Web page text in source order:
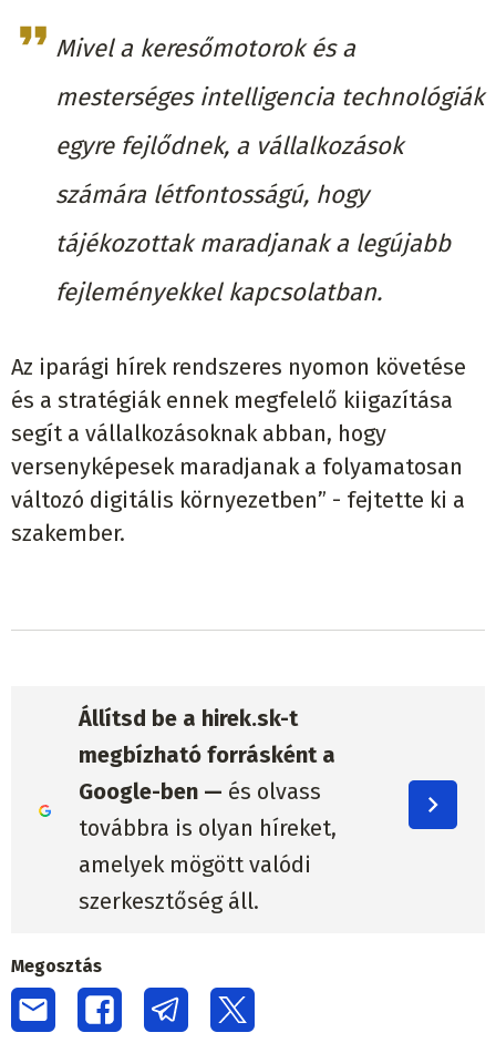
Mivel a keresőmotorok és a
mesterséges intelligencia technológiák
egyre fejlődnek, a vállalkozások
számára létfontosságú, hogy
tájékozottak maradjanak a legújabb
fejleményekkel kapcsolatban.
Az iparági hírek rendszeres nyomon követése
és a stratégiák ennek megfelelő kiigazítása
segít a vállalkozásoknak abban, hogy
versenyképesek maradjanak a folyamatosan
változó digitális környezetben” - fejtette ki a
szakember.
Állítsd be a hirek.sk-t
megbízható forrásként a
Google-ben — és olvass
továbbra is olyan híreket,
amelyek mögött valódi
szerkesztőség áll.
Megosztás